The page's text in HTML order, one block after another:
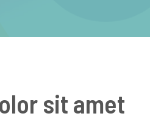
sit amet